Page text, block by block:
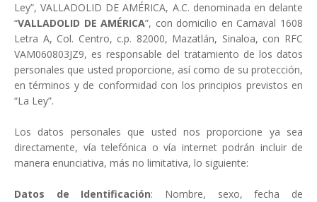
Ley”, VALLADOLID DE AMÉRICA, A.C. denominada en delante
“VALLADOLID DE AMÉRICA”, con domicilio en Carnaval 1608
Letra A, Col. Centro, c.p. 82000, Mazatlán, Sinaloa, con RFC
VAM060803JZ9, es responsable del tratamiento de los datos
personales que usted proporcione, así como de su protección,
en términos y de conformidad con los principios previstos en
“La Ley”.
Los datos personales que usted nos proporcione ya sea
directamente, vía telefónica o vía internet podrán incluir de
manera enunciativa, más no limitativa, lo siguiente:
Datos de Identificación: Nombre, sexo, fecha de